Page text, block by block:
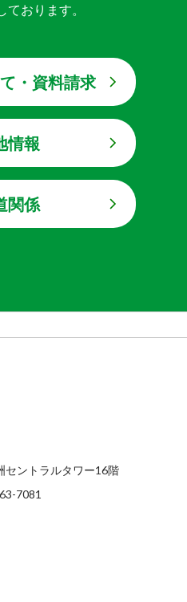
ております。
・資料請求
情報
関係
セントラルタワー16階
7081